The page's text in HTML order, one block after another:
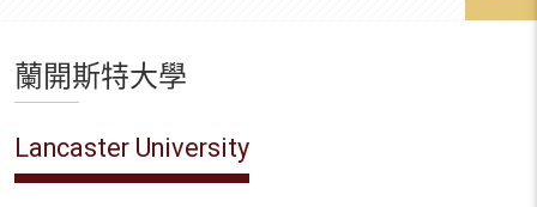
蘭開斯特大學
Lancaster University